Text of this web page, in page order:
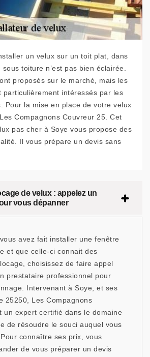
un velux sur un toit plat, dans
toiture n’est pas bien éclairée.
proposés sur le marché, mais les
particulièrement intéressés par les
Pour la mise en place de votre velux
Compagnons Couvreur 25. Cet
pas cher à Soye vous propose des
Il vous prépare un devis sans
de velux : appelez un
vous dépanner
avez fait installer une fenêtre
et que celle-ci connait des
choisissez de faire appel
prestataire professionnel pour
Intervenant à Soye, et ses
25250, Les Compagnons
un expert certifié dans le domaine
de résoudre le souci auquel vous
connaître ses prix, vous
de vous préparer un devis